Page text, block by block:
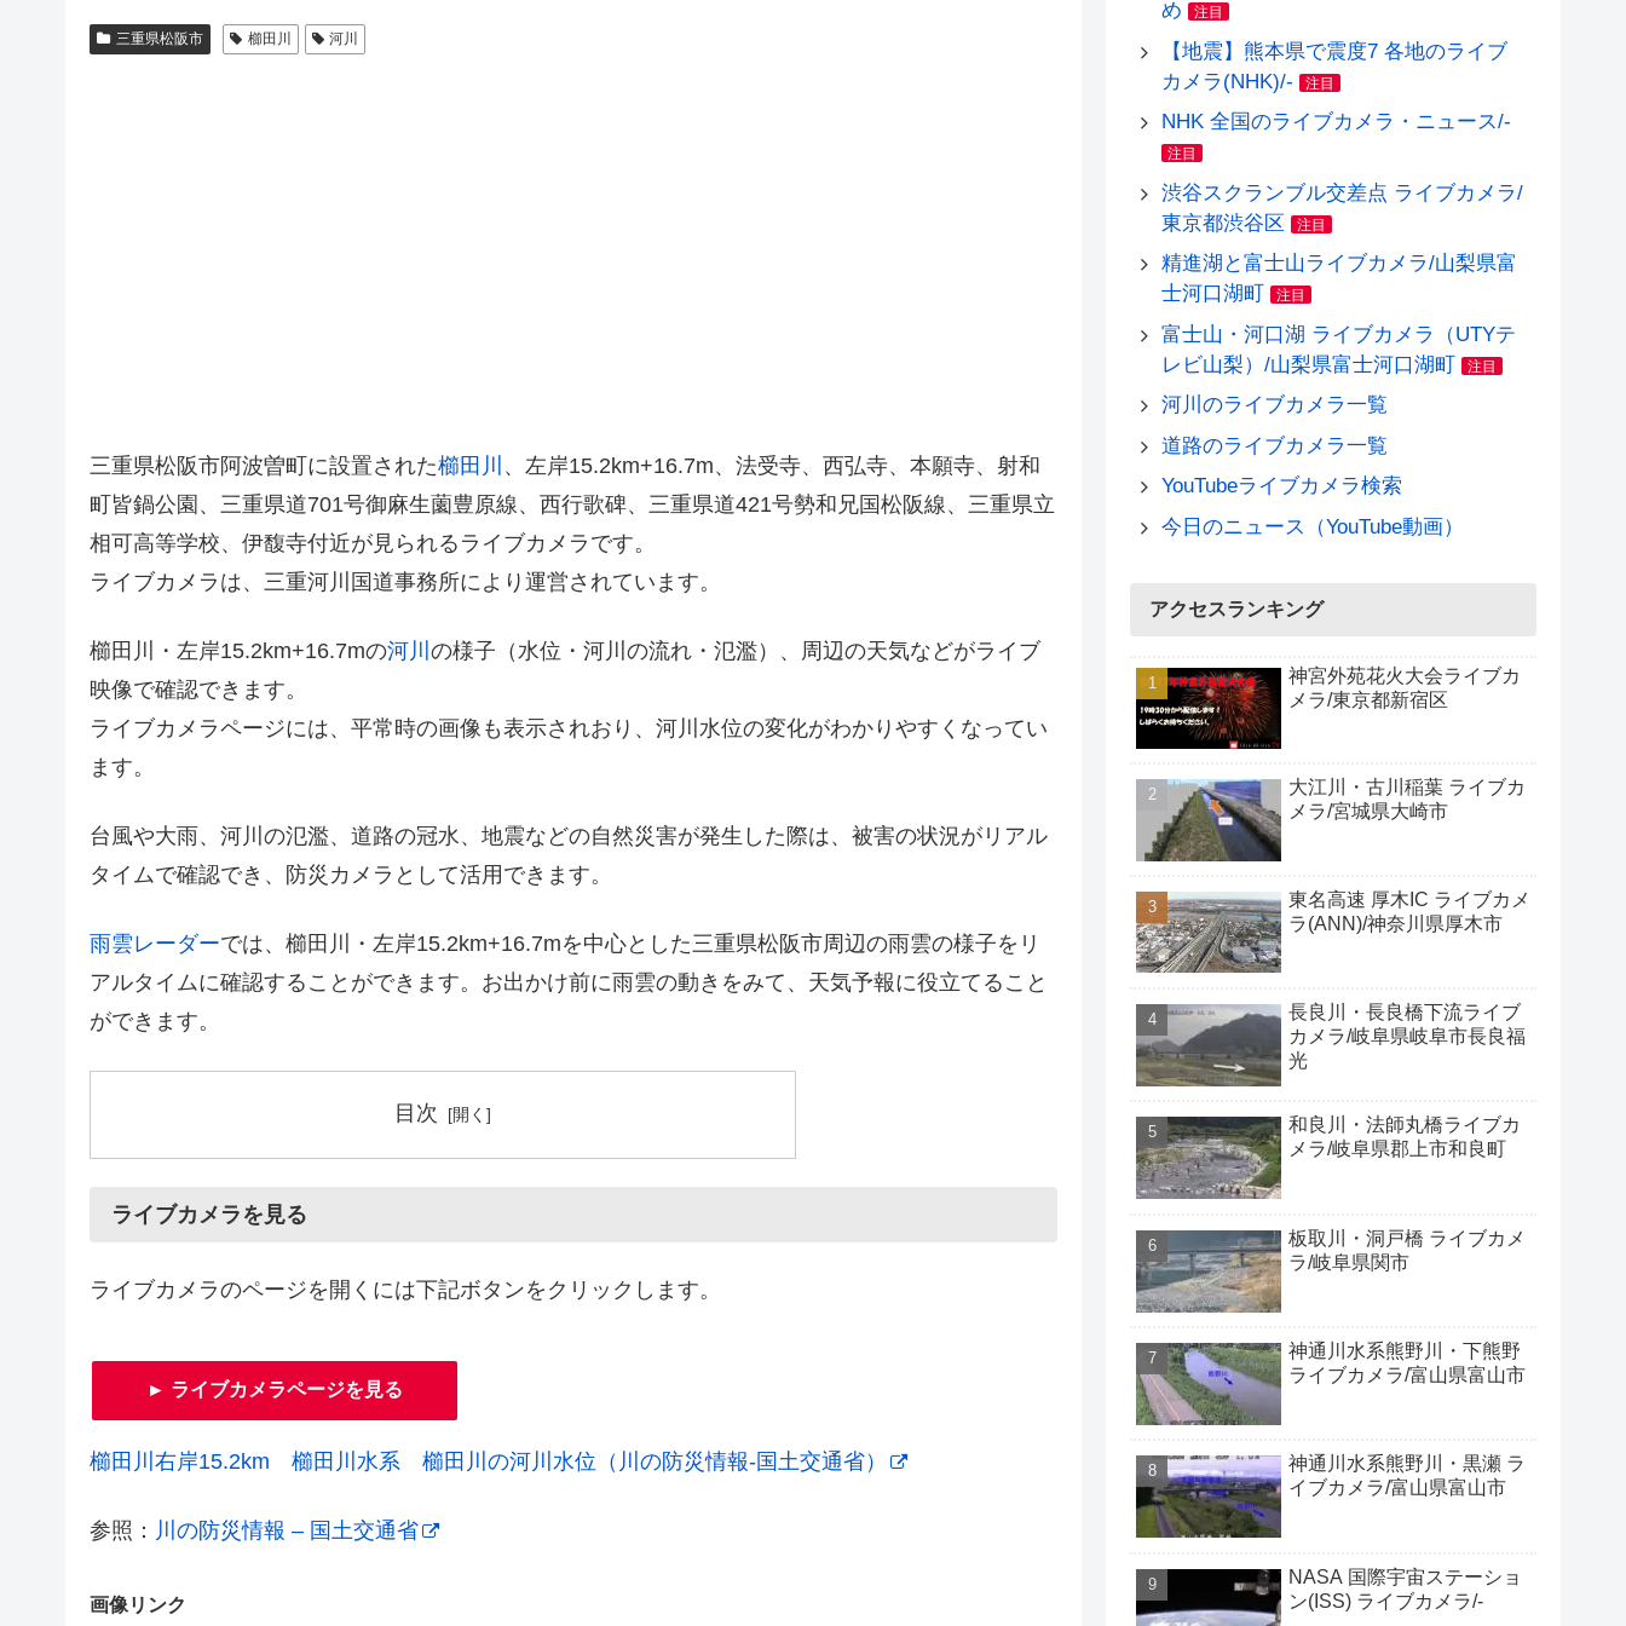
三重県松阪市 櫛田川 河川
三重県松阪市阿波曽町に設置された櫛田川 、左岸15.2km+16.7m、法受寺、西弘寺、本願寺、射和
町皆鍋公園、三重県道701号御麻生薗豊原線、西行歌碑、三重県道421号勢和兄国松阪線、三重県立
相可高等学校、伊馥寺付近が見られるライブカメラです。
ライブカメラは、三重河川国道事務所により運営されています。
櫛田川・左岸15.2km+16.7mの河川 の様子（水位・河川の流れ・氾濫）、周辺の天気などがライブ
映像で確認できます。
ライブカメラページには、平常時の画像も表示されおり、河川水位の変化がわかりやすくなってい
ます。
台風や大雨、河川の氾濫、道路の冠水、地震などの自然災害が発生した際は、被害の状況がリアル
タイムで確認でき、防災カメラとして活用できます。
雨雲レーダーでは、櫛田川・左岸15.2km+16.7mを中心とした三重県松阪市周辺の雨雲の様子をリ
アルタイムに確認することができます。お出かけ前に雨雲の動きをみて、天気予報に役立てること
ができます。
目次
ライブカメラを見る
ライブカメラのページを開くには下記ボタンをクリックします。
► ライブカメラページを見る
櫛田川右岸15.2km 櫛田川水系 櫛田川の河川水位（川の防災情報-国土交通省）
参照： 川の防災情報 – 国土交通省
画像リンク
め 注目
【地震】熊本県で震度7 各地のライブ
カメラ(NHK)/-
注目
NHK 全国のライブカメラ・ニュース/-
注目
渋谷スクランブル交差点 ライブカメラ/
東京都渋谷区
注目
精進湖と富士山ライブカメラ/山梨県富
士河口湖町
注目
富士山・河口湖 ライブカメラ（UTYテ
レビ山梨）/山梨県富士河口湖町
注目
河川のライブカメラ一覧
道路のライブカメラ一覧
YouTubeライブカメラ検索
今日のニュース（YouTube動画）
アクセスランキング
神宮外苑花火大会ライブカ
メラ/東京都新宿区
大江川・古川稲葉 ライブカ
メラ/宮城県大崎市
東名高速 厚木IC ライブカメ
ラ(ANN)/神奈川県厚木市
長良川・長良橋下流ライブ
カメラ/岐阜県岐阜市長良福
光
和良川・法師丸橋ライブカ
メラ/岐阜県郡上市和良町
板取川・洞戸橋 ライブカメ
ラ/岐阜県関市
神通川水系熊野川・下熊野
ライブカメラ/富山県富山市
神通川水系熊野川・黒瀬 ラ
イブカメラ/富山県富山市
NASA 国際宇宙ステーショ
ン(ISS) ライブカメラ/-